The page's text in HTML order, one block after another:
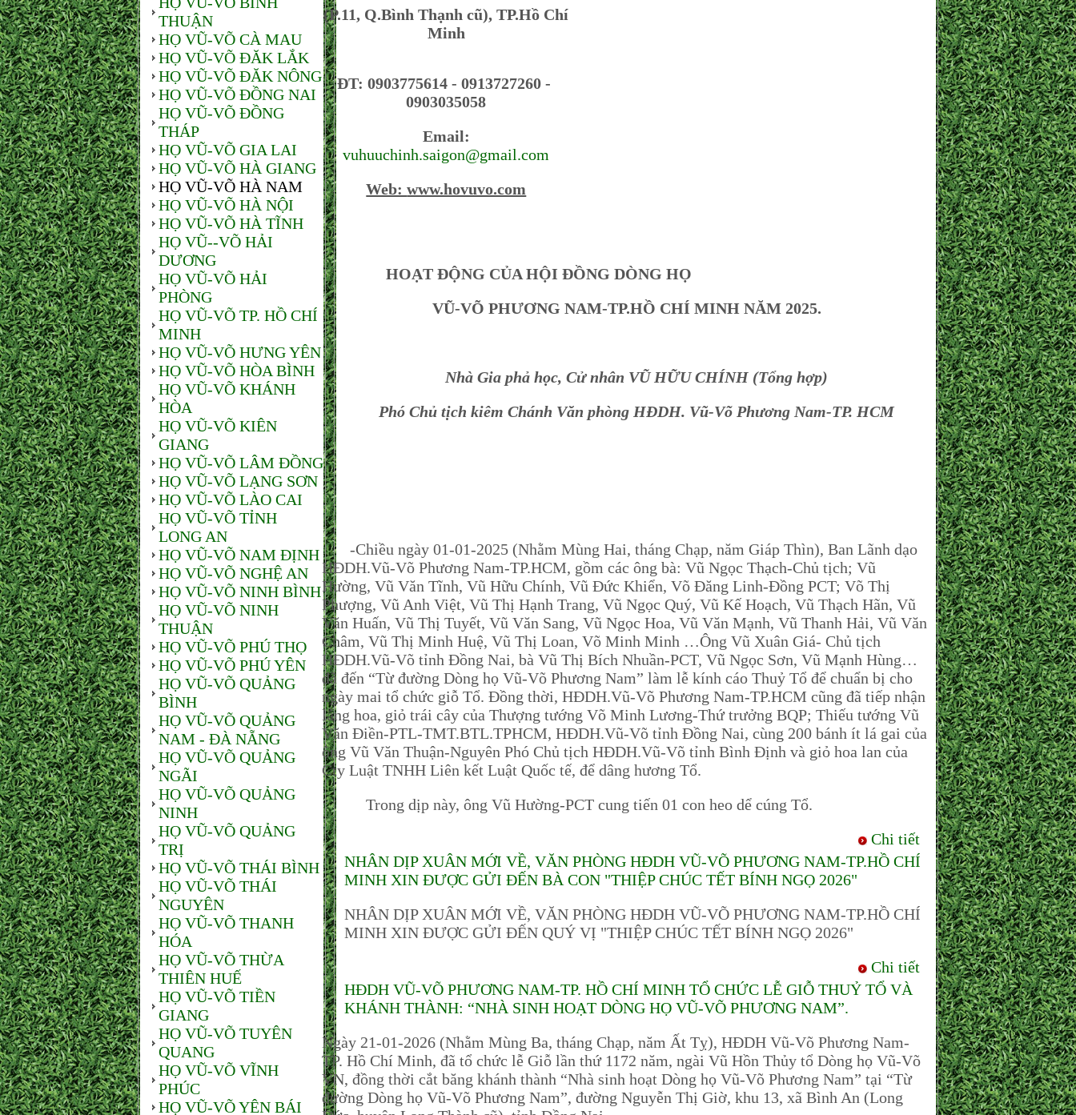
THUẬN
HỌ VŨ-VÕ CÀ MAU
HỌ VŨ-VÕ ĐĂK LẮK
HỌ VŨ-VÕ ĐĂK NÔNG
HỌ VŨ-VÕ ĐỒNG NAI
HỌ VŨ-VÕ ĐỒNG
THÁP
HỌ VŨ-VÕ GIA LAI
HỌ VŨ-VÕ HÀ GIANG
HỌ VŨ-VÕ HÀ NAM
HỌ VŨ-VÕ HÀ NỘI
HỌ VŨ-VÕ HÀ TĨNH
HỌ VŨ--VÕ HẢI
DƯƠNG
HỌ VŨ-VÕ HẢI
PHÒNG
HỌ VŨ-VÕ TP. HỒ CHÍ
MINH
HỌ VŨ-VÕ HƯNG YÊN
HỌ VŨ-VÕ HÒA BÌNH
HỌ VŨ-VÕ KHÁNH
HÒA
HỌ VŨ-VÕ KIÊN
GIANG
HỌ VŨ-VÕ LÂM ĐỒNG
HỌ VŨ-VÕ LẠNG SƠN
HỌ VŨ-VÕ LÀO CAI
HỌ VŨ-VÕ TỈNH
LONG AN
HỌ VŨ-VÕ NAM ĐỊNH
HỌ VŨ-VÕ NGHỆ AN
HỌ VŨ-VÕ NINH BÌNH
HỌ VŨ-VÕ NINH
THUẬN
HỌ VŨ-VÕ PHÚ THỌ
HỌ VŨ-VÕ PHÚ YÊN
HỌ VŨ-VÕ QUẢNG
BÌNH
HỌ VŨ-VÕ QUẢNG
NAM - ĐÀ NẴNG
HỌ VŨ-VÕ QUẢNG
NGÃI
HỌ VŨ-VÕ QUẢNG
NINH
HỌ VŨ-VÕ QUẢNG
TRỊ
HỌ VŨ-VÕ THÁI BÌNH
HỌ VŨ-VÕ THÁI
NGUYÊN
HỌ VŨ-VÕ THANH
HÓA
HỌ VŨ-VÕ THỪA
THIÊN HUẾ
HỌ VŨ-VÕ TIỀN
GIANG
HỌ VŨ-VÕ TUYÊN
QUANG
HỌ VŨ-VÕ VĨNH
PHÚC
HỌ VŨ-VÕ YÊN BÁI
(P.11, Q.Bình Thạnh cũ), TP.Hồ Chí
Minh
ĐT: 0903775614 - 0913727260 -
0903035058
Email:
vuhuuchinh.saigon@gmail.com
Web:www.hovuvo.com
HOẠT ĐỘNG CỦA HỘI ĐỒNG DÒNG HỌ
VŨ-VÕ PHƯƠNG NAM-TP.HỒ CHÍ MINH NĂM 2025.
Nhà Gia phả học, Cử nhân VŨ HỮU CHÍNH (Tổng hợp)
Phó Chủ tịch kiêm Chánh Văn phòng HĐDH. Vũ-Võ Phương Nam-TP. HCM
-Chiều ngày 01-01-2025 (Nhằm Mùng Hai, tháng Chạp, năm Giáp Thìn), Ban Lãnh dạo
HĐDH.Vũ-Võ Phương Nam-TP.HCM, gồm các ông bà: Vũ Ngọc Thạch-Chủ tịch; Vũ
Hường, Vũ Văn Tĩnh, Vũ Hữu Chính, Vũ Đức Khiển, Võ Đăng Linh-Đồng PCT; Võ Thị
Phượng, Vũ Anh Việt, Vũ Thị Hạnh Trang, Vũ Ngọc Quý, Vũ Kế Hoạch, Vũ Thạch Hãn, Vũ
Văn Huấn, Vũ Thị Tuyết, Vũ Văn Sang, Vũ Ngọc Hoa, Vũ Văn Mạnh, Vũ Thanh Hải, Vũ Văn
Châm, Vũ Thị Minh Huệ, Vũ Thị Loan, Võ Minh Minh …Ông Vũ Xuân Giá- Chủ tịch
HĐDH.Vũ-Võ tỉnh Đồng Nai, bà Vũ Thị Bích Nhuần-PCT, Vũ Ngọc Sơn, Vũ Mạnh Hùng…
đã đến “Từ đường Dòng họ Vũ-Võ Phương Nam” làm lễ kính cáo Thuỷ Tổ để chuẩn bị cho
ngày mai tổ chức giỗ Tổ. Đồng thời, HĐDH.Vũ-Võ Phương Nam-TP.HCM cũng đã tiếp nhận
lẵng hoa, giỏ trái cây của Thượng tướng Võ Minh Lương-Thứ trưởng BQP; Thiếu tướng Vũ
Văn Điền-PTL-TMT.BTL.TPHCM, HĐDH.Vũ-Võ tỉnh Đồng Nai, cùng 200 bánh ít lá gai của
ông Vũ Văn Thuận-Nguyên Phó Chủ tịch HĐDH.Vũ-Võ tỉnh Bình Định và giỏ hoa lan của
Cty Luật TNHH Liên kết Luật Quốc tế, để dâng hương Tổ.
Trong dịp này, ông Vũ Hường-PCT cung tiến 01 con heo dể cúng Tổ.
Chi tiết
NHÂN DỊP XUÂN MỚI VỀ, VĂN PHÒNG HĐDH VŨ-VÕ PHƯƠNG NAM-TP.HỒ CHÍ
MINH XIN ĐƯỢC GỬI ĐẾN BÀ CON "THIỆP CHÚC TẾT BÍNH NGỌ 2026"
NHÂN DỊP XUÂN MỚI VỀ, VĂN PHÒNG HĐDH VŨ-VÕ PHƯƠNG NAM-TP.HỒ CHÍ
MINH XIN ĐƯỢC GỬI ĐẾN QUÝ VỊ "THIỆP CHÚC TẾT BÍNH NGỌ 2026"
Chi tiết
HĐDH VŨ-VÕ PHƯƠNG NAM-TP. HỒ CHÍ MINH TỔ CHỨC LỄ GIỖ THUỶ TỔ VÀ
KHÁNH THÀNH: “NHÀ SINH HOẠT DÒNG HỌ VŨ-VÕ PHƯƠNG NAM”.
Ngày 21-01-2026 (Nhằm Mùng Ba, tháng Chạp, năm Ất Tỵ), HĐDH Vũ-Võ Phương Nam-
TP. Hồ Chí Minh, đã tổ chức lễ Giỗ lần thứ 1172 năm, ngài Vũ Hồn Thủy tổ Dòng họ Vũ-Võ
VN, đồng thời cắt băng khánh thành “Nhà sinh hoạt Dòng họ Vũ-Võ Phương Nam” tại “Từ
đường Dòng họ Vũ-Võ Phương Nam”, đường Nguyễn Thị Giờ, khu 13, xã Bình An (Long